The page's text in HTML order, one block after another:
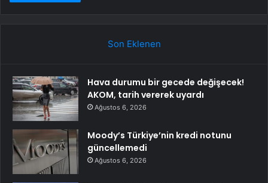
Son Eklenen
Hava durumu bir gecede değişecek!
AKOM, tarih vererek uyardı
Ağustos 6, 2026
Moody’s Türkiye’nin kredi notunu
güncellemedi
Ağustos 6, 2026